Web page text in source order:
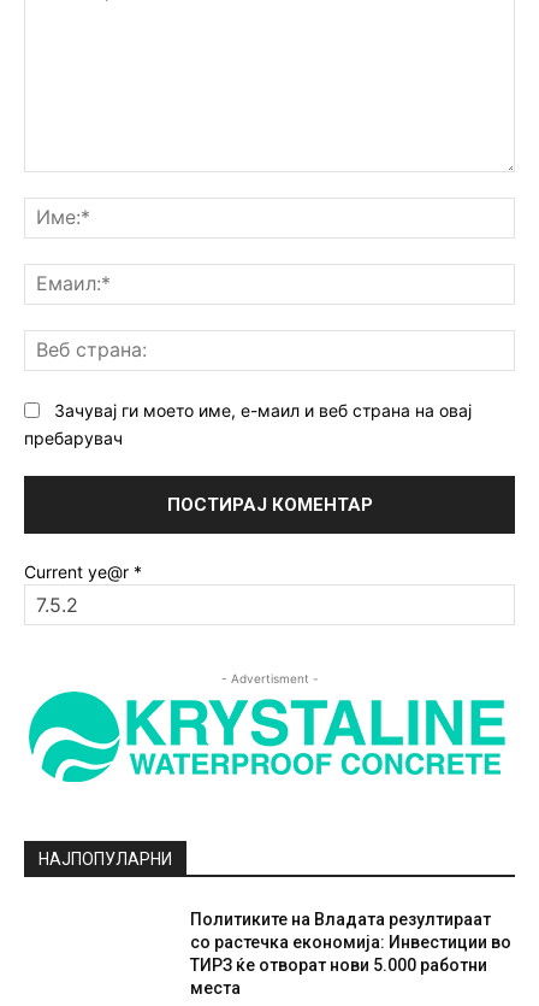
Зачувај ги моето име, е-маил и веб страна на овај
пребарувач
Current ye@r *
- Advertisment -
НАЈПОПУЛАРНИ
Политиките на Владата резултираат
со растечка економија: Инвестиции во
ТИРЗ ќе отворат нови 5.000 работни
места